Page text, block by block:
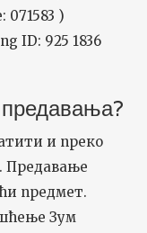
071583 )
ID: 925 1836
и преко
Предавање
предмет.
Зум